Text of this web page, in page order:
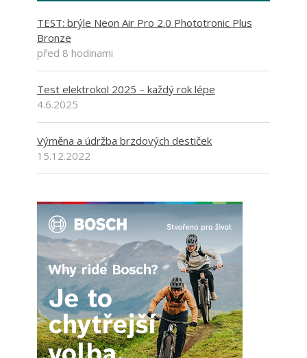
TEST: brýle Neon Air Pro 2.0 Phototronic Plus
Bronze
před 8 hodinami
Test elektrokol 2025 – každý rok lépe
4.6.2025
Výměna a údržba brzdových destiček
15.12.2022